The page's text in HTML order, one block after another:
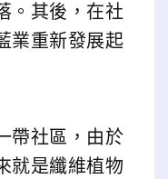
。其後，在社
業重新發展起
帶社區，由於
就是纖維植物